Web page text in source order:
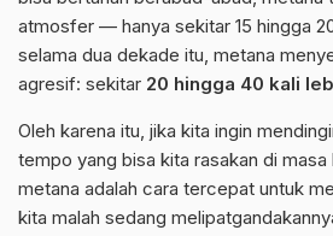
atmosfer — hanya sekitar 15 hingga
selama dua dekade itu, metana
agresif: sekitar 20 hingga 40 kali
Oleh karena itu, jika kita ingin
tempo yang bisa kita rasakan di masa
metana adalah cara tercepat untuk
kita malah sedang